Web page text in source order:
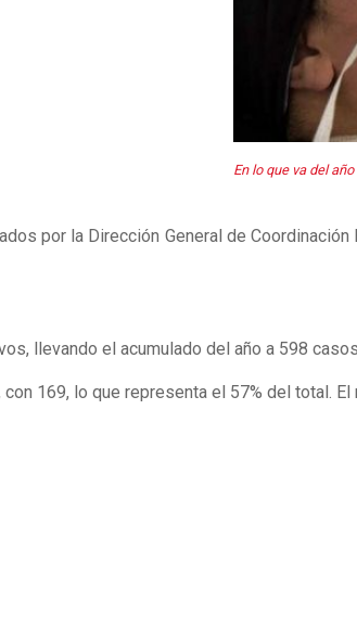
En lo que va del
por la Dirección General de
llevando el acumulado del año a 598 casos.
169, lo que representa el 57% del total.